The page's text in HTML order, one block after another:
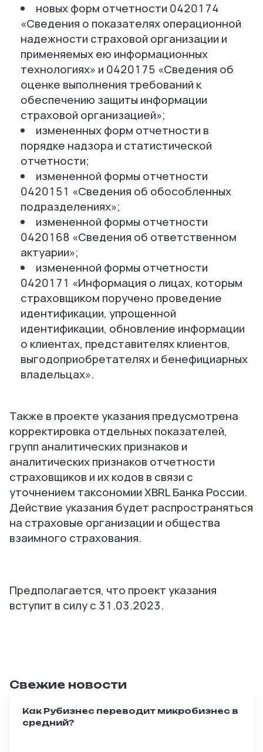
новых форм отчетности 0420174
«Сведения о показателях операционной
надежности страховой организации и
применяемых ею информационных
технологиях» и 0420175 «Сведения об
оценке выполнения требований к
обеспечению защиты информации
страховой организацией»;
измененных форм отчетности в
порядке надзора и статистической
отчетности;
измененной формы отчетности
0420151 «Сведения об обособленных
подразделениях»;
измененной формы отчетности
0420168 «Сведения об ответственном
актуарии»;
измененной формы отчетности
0420171 «Информация о лицах, которым
страховщиком поручено проведение
идентификации, упрощенной
идентификации, обновление информации
о клиентах, представителях клиентов,
выгодоприобретателях и бенефициарных
владельцах».
Также в проекте указания предусмотрена
корректировка отдельных показателей,
групп аналитических признаков и
аналитических признаков отчетности
страховщиков и их кодов в связи с
уточнением таксономии XBRL Банка России.
Действие указания будет распространяться
на страховые организации и общества
взаимного страхования.
Предполагается, что проект указания
вступит в силу с 31.03.2023.
Свежие новости
Как Рубизнес переводит микробизнес в
средний?